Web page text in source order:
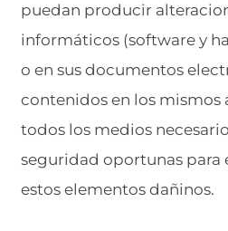
puedan producir
informáticos (software y
o en sus documentos
contenidos en los mismos
todos los medios
seguridad oportunas para
estos elementos dañinos.